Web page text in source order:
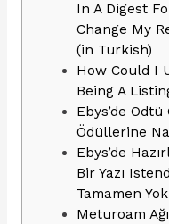
In A Digest
Change My
(in Turkish)
How Could I
Being A
Ebys’de Odtü
Ödüllerine
Ebys’de
Bir Yazı
Tamamen
Meturoam